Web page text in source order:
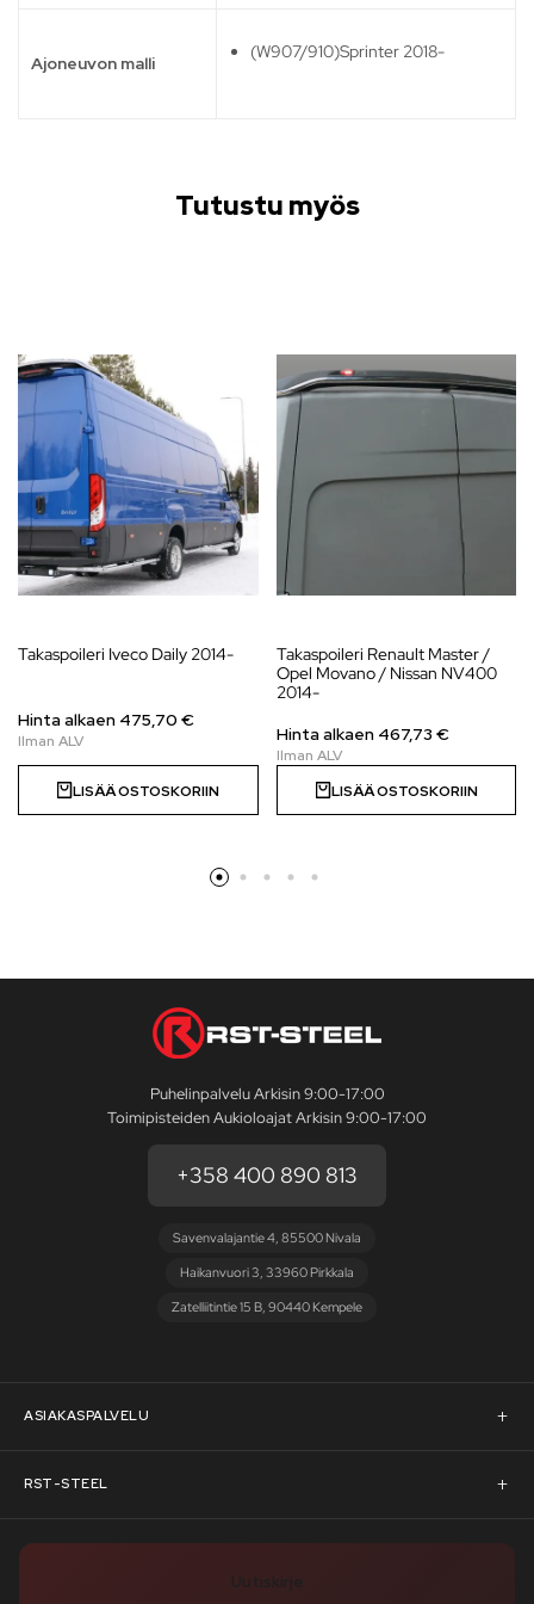
Ajoneuvon malli
(W907/910)Sprinter 2018-
Tutustu myös
Takaspoileri Iveco Daily 2014-
Hinta alkaen 475,70 €
LISÄÄ OSTOSKORIIN
Takaspoileri Renault Master /
Opel Movano / Nissan NV400
2014-
Hinta alkaen 467,73 €
LISÄÄ OSTOSKORIIN
Puhelinpalvelu Arkisin 9:00-17:00
Toimipisteiden Aukioloajat Arkisin 9:00-17:00
+358 400 890 813
Savenvalajantie 4, 85500 Nivala
Haikanvuori 3, 33960 Pirkkala
Zatelliitintie 15 B, 90440 Kempele
ASIAKASPALVELU
Asiakaspalvelu
Pyydä tarjous
RST-STEEL
RST-Steelin tarina
Uutiskirje